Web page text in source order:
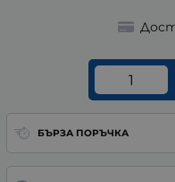
БЪРЗА ПОРЪЧКА